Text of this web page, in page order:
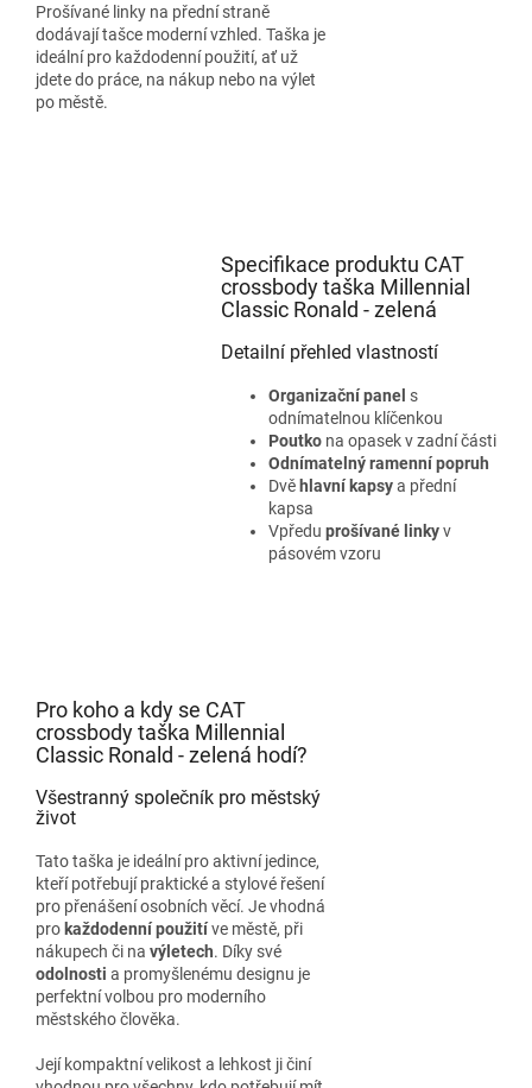
Prošívané linky na přední straně
dodávají tašce moderní vzhled. Taška je
ideální pro každodenní použití, ať už
jdete do práce, na nákup nebo na výlet
po městě.
Specifikace produktu CAT
crossbody taška Millennial
Classic Ronald - zelená
Detailní přehled vlastností
Organizační panel s
odnímatelnou klíčenkou
Poutkona opasek v zadní části
Odnímatelný ramenní popruh
Dvě hlavní kapsya přední
kapsa
Vpředu prošívané linkyv
pásovém vzoru
Pro koho a kdy se CAT
crossbody taška Millennial
Classic Ronald - zelená hodí?
Všestranný společník pro městský
život
Tato taška je ideální pro aktivní jedince,
kteří potřebují praktické a stylové řešení
pro přenášení osobních věcí. Je vhodná
pro každodenní použitíve městě, při
nákupech či na výletech. Díky své
odolnosti a promyšlenému designu je
perfektní volbou pro moderního
městského člověka.
Její kompaktní velikost a lehkost ji činí